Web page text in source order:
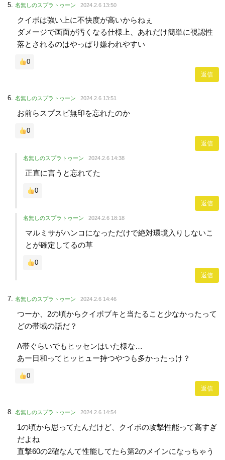
名無しのスプラトゥーン 2024.2.6 13:50
クイボは強い上に不快度が高いからねぇ
ダメージで画面が汚くなる仕様上、あれだけ簡単に視認性
落とされるのはやっぱり嫌われやすい
0
返信
名無しのスプラトゥーン 2024.2.6 13:51
お前らスプスピ無印を忘れたのか
0
返信
名無しのスプラトゥーン 2024.2.6 14:38
正直に言うと忘れてた
0
返信
名無しのスプラトゥーン 2024.2.6 18:18
マルミサがハンコになっただけで絶対環境入りしないこ
とが確定してるの草
0
返信
名無しのスプラトゥーン 2024.2.6 14:46
つーか、2の頃からクイボブキと当たること少なかったって
どの帯域の話だ？
A帯ぐらいでもヒッセンはいた様な…
あー日和ってヒッヒュー持つやつも多かったっけ？
0
返信
名無しのスプラトゥーン 2024.2.6 14:54
1の頃から思ってたんだけど、クイボの攻撃性能って高すぎ
だよね
直撃60の2確なんて性能してたら第2のメインになっちゃう